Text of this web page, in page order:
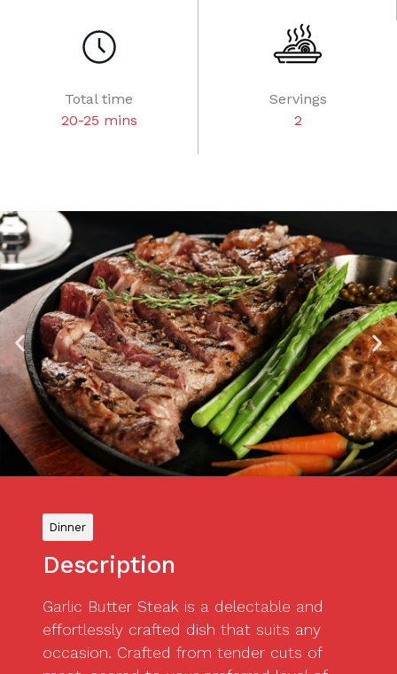
Total time
20-25 mins
Servings
2
Dinner
Description
Garlic Butter Steak is a delectable and
effortlessly crafted dish that suits any
occasion. Crafted from tender cuts of